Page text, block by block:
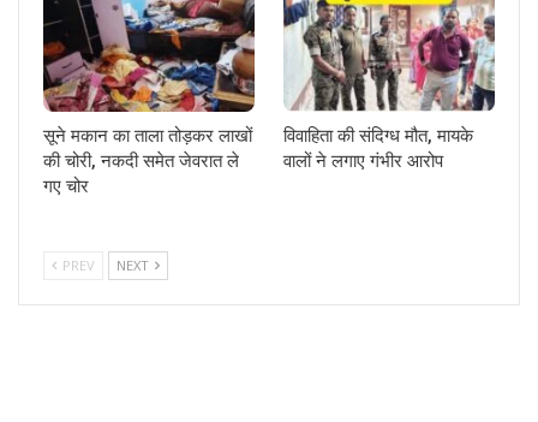
सूने मकान का ताला तोड़कर लाखों
की चोरी, नकदी समेत जेवरात ले
गए चोर
विवाहिता की संदिग्ध मौत, मायके
वालों ने लगाए गंभीर आरोप
PREV NEXT